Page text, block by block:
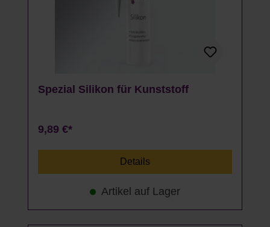
Spezial Silikon für Kunststoff
9,89 €*
Details
Artikel auf Lager